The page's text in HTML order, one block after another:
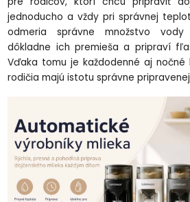
jednoducho a vždy pri správnej
odmeria správne množstvo
dôkladne ich premieša a pripraví
Vďaka tomu je každodenné aj nočné
rodičia majú istotu správne